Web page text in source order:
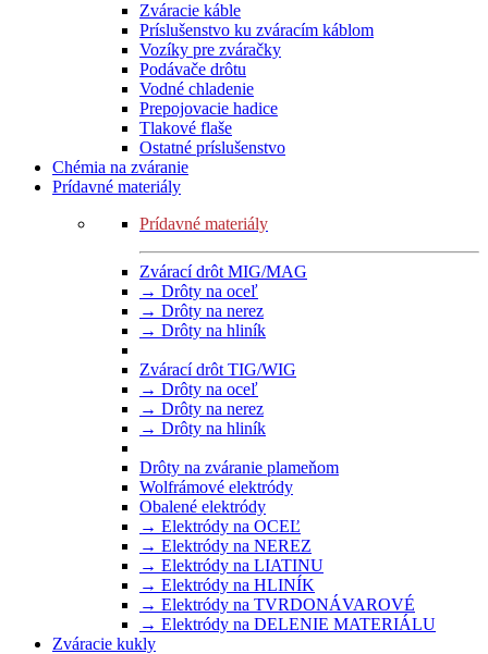
Zváracie káble
Príslušenstvo ku zváracím káblom
Vozíky pre zváračky
Podávače drôtu
Vodné chladenie
Prepojovacie hadice
Tlakové flaše
Ostatné príslušenstvo
Chémia na zváranie
Prídavné materiály
Prídavné materiály
Zvárací drôt MIG/MAG
→ Drôty na oceľ
→ Drôty na nerez
→ Drôty na hliník
Zvárací drôt TIG/WIG
→ Drôty na oceľ
→ Drôty na nerez
→ Drôty na hliník
Drôty na zváranie plameňom
Wolfrámové elektródy
Obalené elektródy
→ Elektródy na OCEĽ
→ Elektródy na NEREZ
→ Elektródy na LIATINU
→ Elektródy na HLINÍK
→ Elektródy na TVRDONÁVAROVÉ
→ Elektródy na DELENIE MATERIÁLU
Zváracie kukly